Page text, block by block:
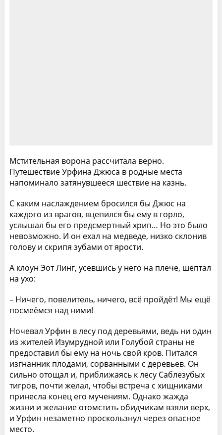
Мстительная ворона рассчитала верно.
Путешествие Урфина Джюса в родные места
напоминало затянувшееся шествие на казнь.
С каким наслаждением бросился бы Джюс на
каждого из врагов, вцепился бы ему в горло,
услышал бы его предсмертный хрип… Но это было
невозможно. И он ехал на медведе, низко склонив
голову и скрипя зубами от ярости.
А клоун Эот Линг, усевшись у него на плече, шептал
на ухо:
– Ничего, повелитель, ничего, всё пройдёт! Мы ещё
посмеёмся над ними!
Ночевал Урфин в лесу под деревьями, ведь ни один
из жителей Изумрудной или Голубой страны не
предоставил бы ему на ночь свой кров. Питался
изгнанник плодами, сорванными с деревьев. Он
сильно отощал и, приближаясь к лесу Саблезубых
тигров, почти желал, чтобы встреча с хищниками
принесла конец его мучениям. Однако жажда
жизни и желание отомстить обидчикам взяли верх,
и Урфин незаметно проскользнул через опасное
место.